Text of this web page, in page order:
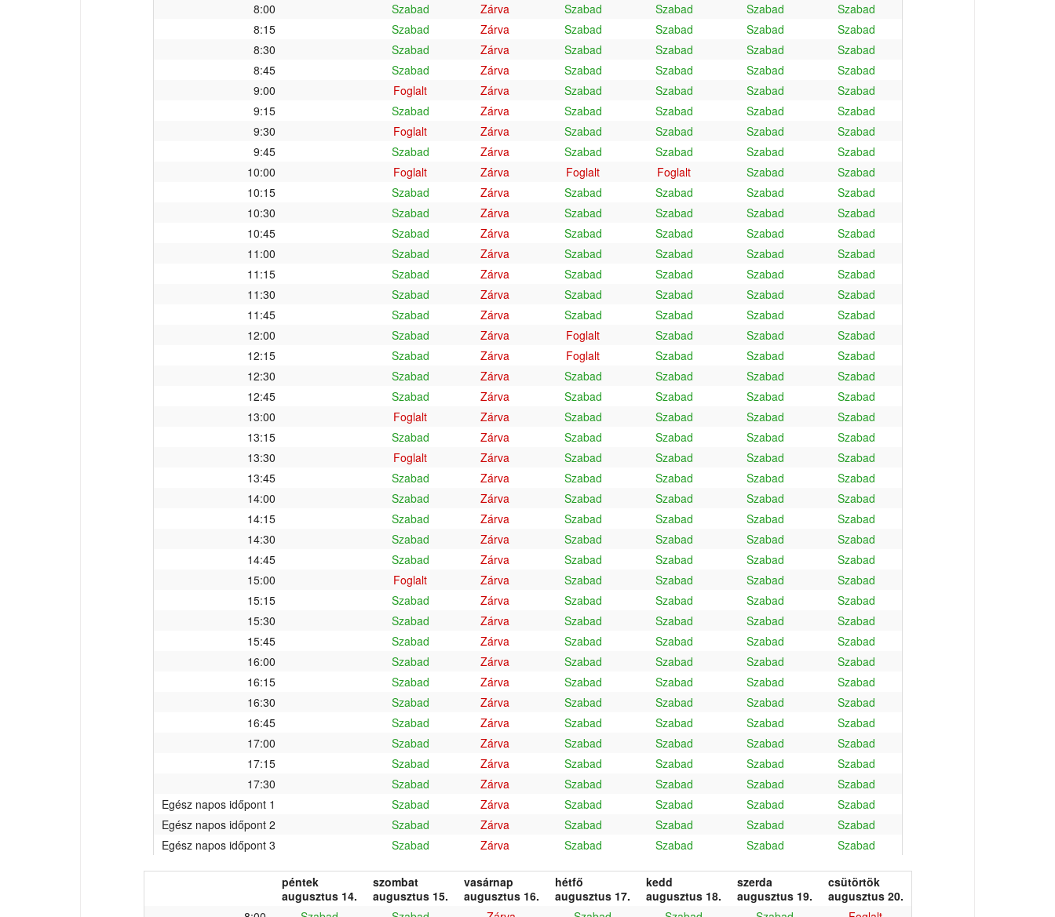
8:00
Szabad Zárva Szabad Szabad Szabad
Szabad
8:15
Szabad Zárva Szabad Szabad Szabad
Szabad
8:30
Szabad Zárva Szabad Szabad Szabad
Szabad
8:45
Szabad Zárva Szabad Szabad Szabad
Szabad
9:00
Foglalt Zárva Szabad Szabad Szabad
Szabad
9:15
Szabad Zárva Szabad Szabad Szabad
Szabad
9:30
Foglalt Zárva Szabad Szabad Szabad
Szabad
9:45
Szabad Zárva Szabad Szabad Szabad
Szabad
10:00
Foglalt Zárva Foglalt Foglalt Szabad
Szabad
10:15
Szabad Zárva Szabad Szabad Szabad
Szabad
10:30
Szabad Zárva Szabad Szabad Szabad
Szabad
10:45
Szabad Zárva Szabad Szabad Szabad
Szabad
11:00
Szabad Zárva Szabad Szabad Szabad
Szabad
11:15
Szabad Zárva Szabad Szabad Szabad
Szabad
11:30
Szabad Zárva Szabad Szabad Szabad
Szabad
11:45
Szabad Zárva Szabad Szabad Szabad
Szabad
12:00
Szabad Zárva Foglalt Szabad Szabad
Szabad
12:15
Szabad Zárva Foglalt Szabad Szabad
Szabad
12:30
Szabad Zárva Szabad Szabad Szabad
Szabad
12:45
Szabad Zárva Szabad Szabad Szabad
Szabad
13:00
Foglalt Zárva Szabad Szabad Szabad
Szabad
13:15
Szabad Zárva Szabad Szabad Szabad
Szabad
13:30
Foglalt Zárva Szabad Szabad Szabad
Szabad
13:45
Szabad Zárva Szabad Szabad Szabad
Szabad
14:00
Szabad Zárva Szabad Szabad Szabad
Szabad
14:15
Szabad Zárva Szabad Szabad Szabad
Szabad
14:30
Szabad Zárva Szabad Szabad Szabad
Szabad
14:45
Szabad Zárva Szabad Szabad Szabad
Szabad
15:00
Foglalt Zárva Szabad Szabad Szabad
Szabad
15:15
Szabad Zárva Szabad Szabad Szabad
Szabad
15:30
Szabad Zárva Szabad Szabad Szabad
Szabad
15:45
Szabad Zárva Szabad Szabad Szabad
Szabad
16:00
Szabad Zárva Szabad Szabad Szabad
Szabad
16:15
Szabad Zárva Szabad Szabad Szabad
Szabad
16:30
Szabad Zárva Szabad Szabad Szabad
Szabad
16:45
Szabad Zárva Szabad Szabad Szabad
Szabad
17:00
Szabad Zárva Szabad Szabad Szabad
Szabad
17:15
Szabad Zárva Szabad Szabad Szabad
Szabad
17:30
Szabad Zárva Szabad Szabad Szabad
Szabad
Egész napos időpont 1
Szabad Zárva Szabad Szabad Szabad
Szabad
Egész napos időpont 2
Szabad Zárva Szabad Szabad Szabad
Szabad
Egész napos időpont 3
Szabad Zárva Szabad Szabad Szabad Szabad
péntek
augusztus 14.
szombat
augusztus 15.
vasárnap
augusztus 16.
hétfő
augusztus 17.
kedd
augusztus 18.
szerda
augusztus 19.
csütörtök
augusztus 20.